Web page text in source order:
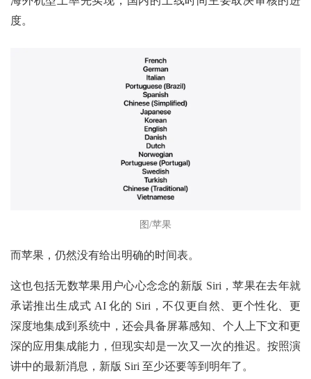
度。
图/苹果
而苹果，仍然没有给出明确的时间表。
这也包括无数苹果用户心心念念的新版 Siri，苹果在去年就
承诺推出生成式 AI 化的 Siri，不仅更自然、更个性化、更
深度地集成到系统中，还会具备屏幕感知、个人上下文和更
深的应用集成能力，但现实却是一次又一次的推迟。按照演
讲中的最新消息，新版 Siri 至少还要等到明年了。